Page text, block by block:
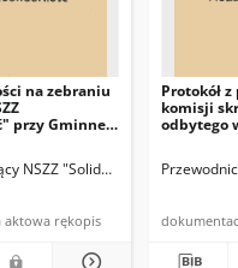
na zebraniu
przy Gminnej
NSZZ "Solidarność" przy GS
dokumentacja aktowa rękopis
Protokół
komisji
odbytego